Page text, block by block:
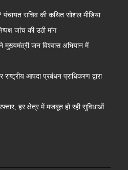
पंचायत सचिव की कथित सोशल मीडिया
जांच की उठी मांग
जन विश्वास अभियान में
आपदा प्रबंधन प्राधिकरण द्वारा
हर क्षेत्र में मजबूत हो रही सुविधाओं